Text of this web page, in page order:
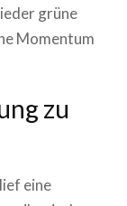
grüne
Momentum
zu
eine